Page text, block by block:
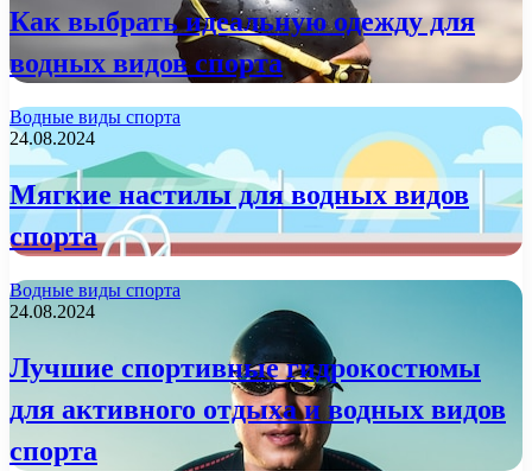
Как выбрать идеальную одежду для
водных видов спорта
Водные виды спорта
24.08.2024
Мягкие настилы для водных видов
спорта
Водные виды спорта
24.08.2024
Лучшие спортивные гидрокостюмы
для активного отдыха и водных видов
спорта